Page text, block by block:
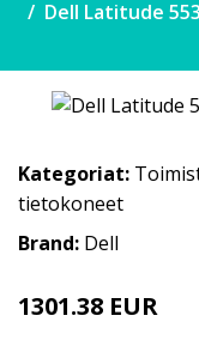
Dell Latitude
Kategoriat:
tietokoneet
Brand: Dell
1301.38 EUR